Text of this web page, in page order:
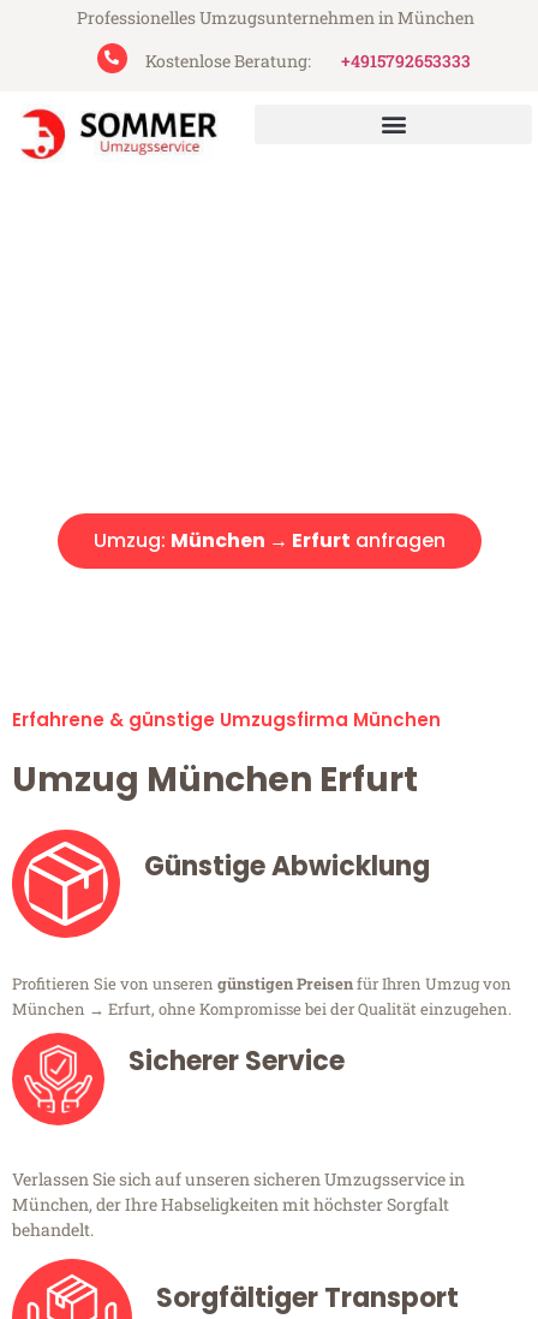
Professionelles Umzugsunternehmen in München
Kostenlose Beratung:
+4915792653333
Umzug: München → Erfurt anfragen
Erfahrene & günstige Umzugsfirma München
Umzug München Erfurt
Günstige Abwicklung
Profitieren Sie von unseren günstigen Preisenfür Ihren Umzug von
München → Erfurt, ohne Kompromisse bei der Qualität einzugehen.
Sicherer Service
Verlassen Sie sich auf unseren sicheren Umzugsservice in
München, der Ihre Habseligkeiten mit höchster Sorgfalt
behandelt.
Sorgfältiger Transport